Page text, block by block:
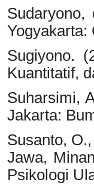
Sudaryono,
Yogyakarta:
Sugiyono.
Kuantitatif,
Suharsimi,
Jakarta:
Susanto,
Jawa,
Psikologi